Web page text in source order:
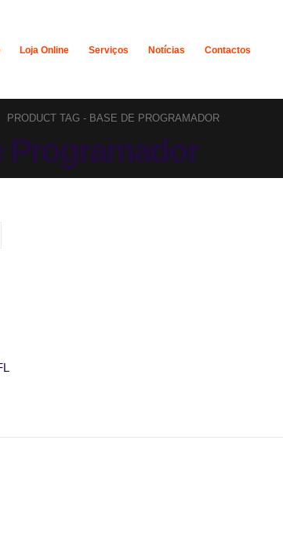
Loja Online Serviços Notícias Contactos
PRODUCT TAG - BASE DE PROGRAMADOR
Programador